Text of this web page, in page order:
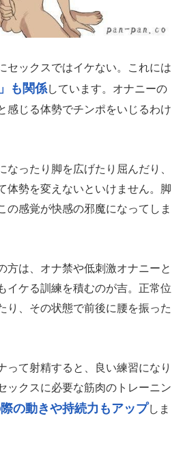
セックスではイケない。これには
も関係しています。オナニーの
感じる体勢でチンポをいじるわけ
なったり脚を広げたり屈んだり、
体勢を変えないといけません。脚
の感覚が快感の邪魔になってしま
方は、オナ禁や低刺激オナニーと
イケる訓練を積むのが吉。正常位
り、その状態で前後に腰を振った
って射精すると、良い練習になり
ックスに必要な筋肉のトレーニン
の動きや持続力もアップしま